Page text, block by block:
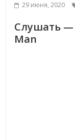
29 июня, 2020
Слушать —
Man